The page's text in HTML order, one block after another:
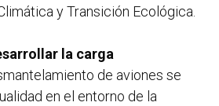
y Transición Ecológica.
la carga
de aviones se
en el entorno de la